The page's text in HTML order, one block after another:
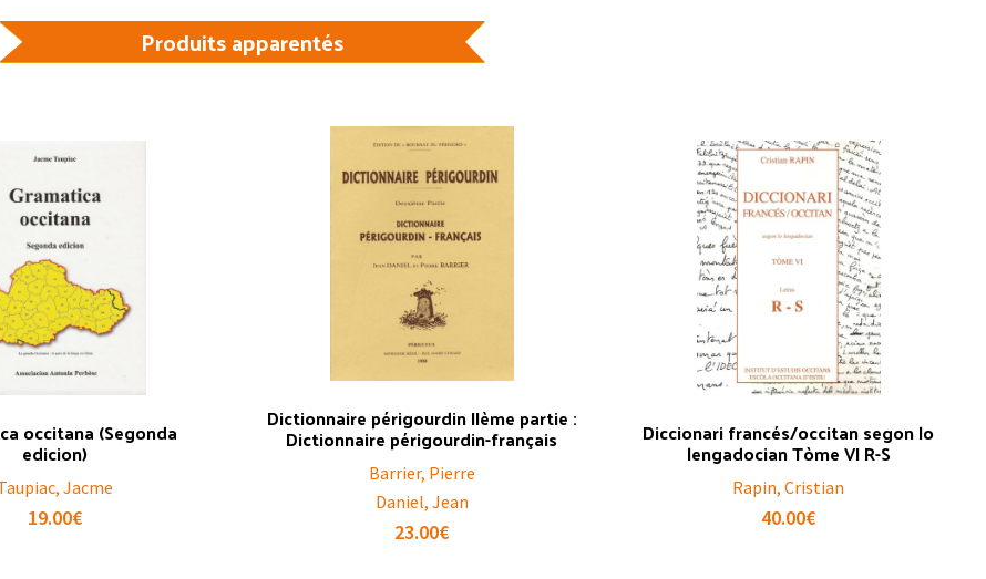
Produits apparentés
occitana (Segonda
edicion)
Jacme
19.00€
Dictionnaire périgourdin IIème partie :
Dictionnaire périgourdin-français
Barrier, Pierre
Daniel, Jean
23.00€
Diccionari francés/occitan segon lo
lengadocian Tòme VI R-S
Rapin, Cristian
40.00€